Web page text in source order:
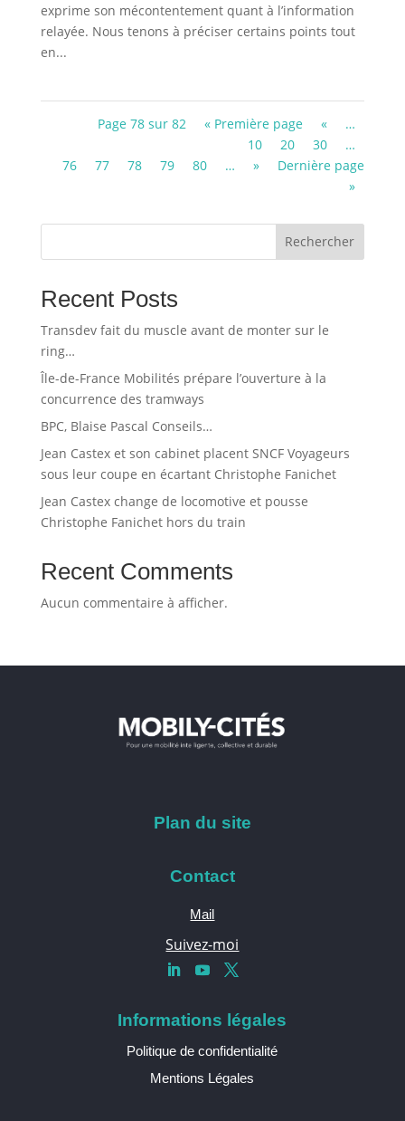
exprime son mécontentement quant à l’information
relayée. Nous tenons à préciser certains points tout
en...
Page 78 sur 82 « Première page «
…
10
20 30
…
76
77 78 79 80 … »
Dernière page
»
Rechercher
Recent Posts
Transdev fait du muscle avant de monter sur le
ring…
Île-de-France Mobilités prépare l’ouverture à la
concurrence des tramways
BPC, Blaise Pascal Conseils…
Jean Castex et son cabinet placent SNCF Voyageurs
sous leur coupe en écartant Christophe Fanichet
Jean Castex change de locomotive et pousse
Christophe Fanichet hors du train
Recent Comments
Aucun commentaire à afficher.
Plan du site
Contact
Mail
Suivez-moi
Informations légales
Politique de confidentialité
Mentions Légales